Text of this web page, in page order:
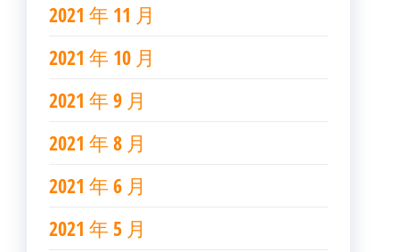
2021 年 11 月
2021 年 10 月
2021 年 9 月
2021 年 8 月
2021 年 6 月
2021 年 5 月